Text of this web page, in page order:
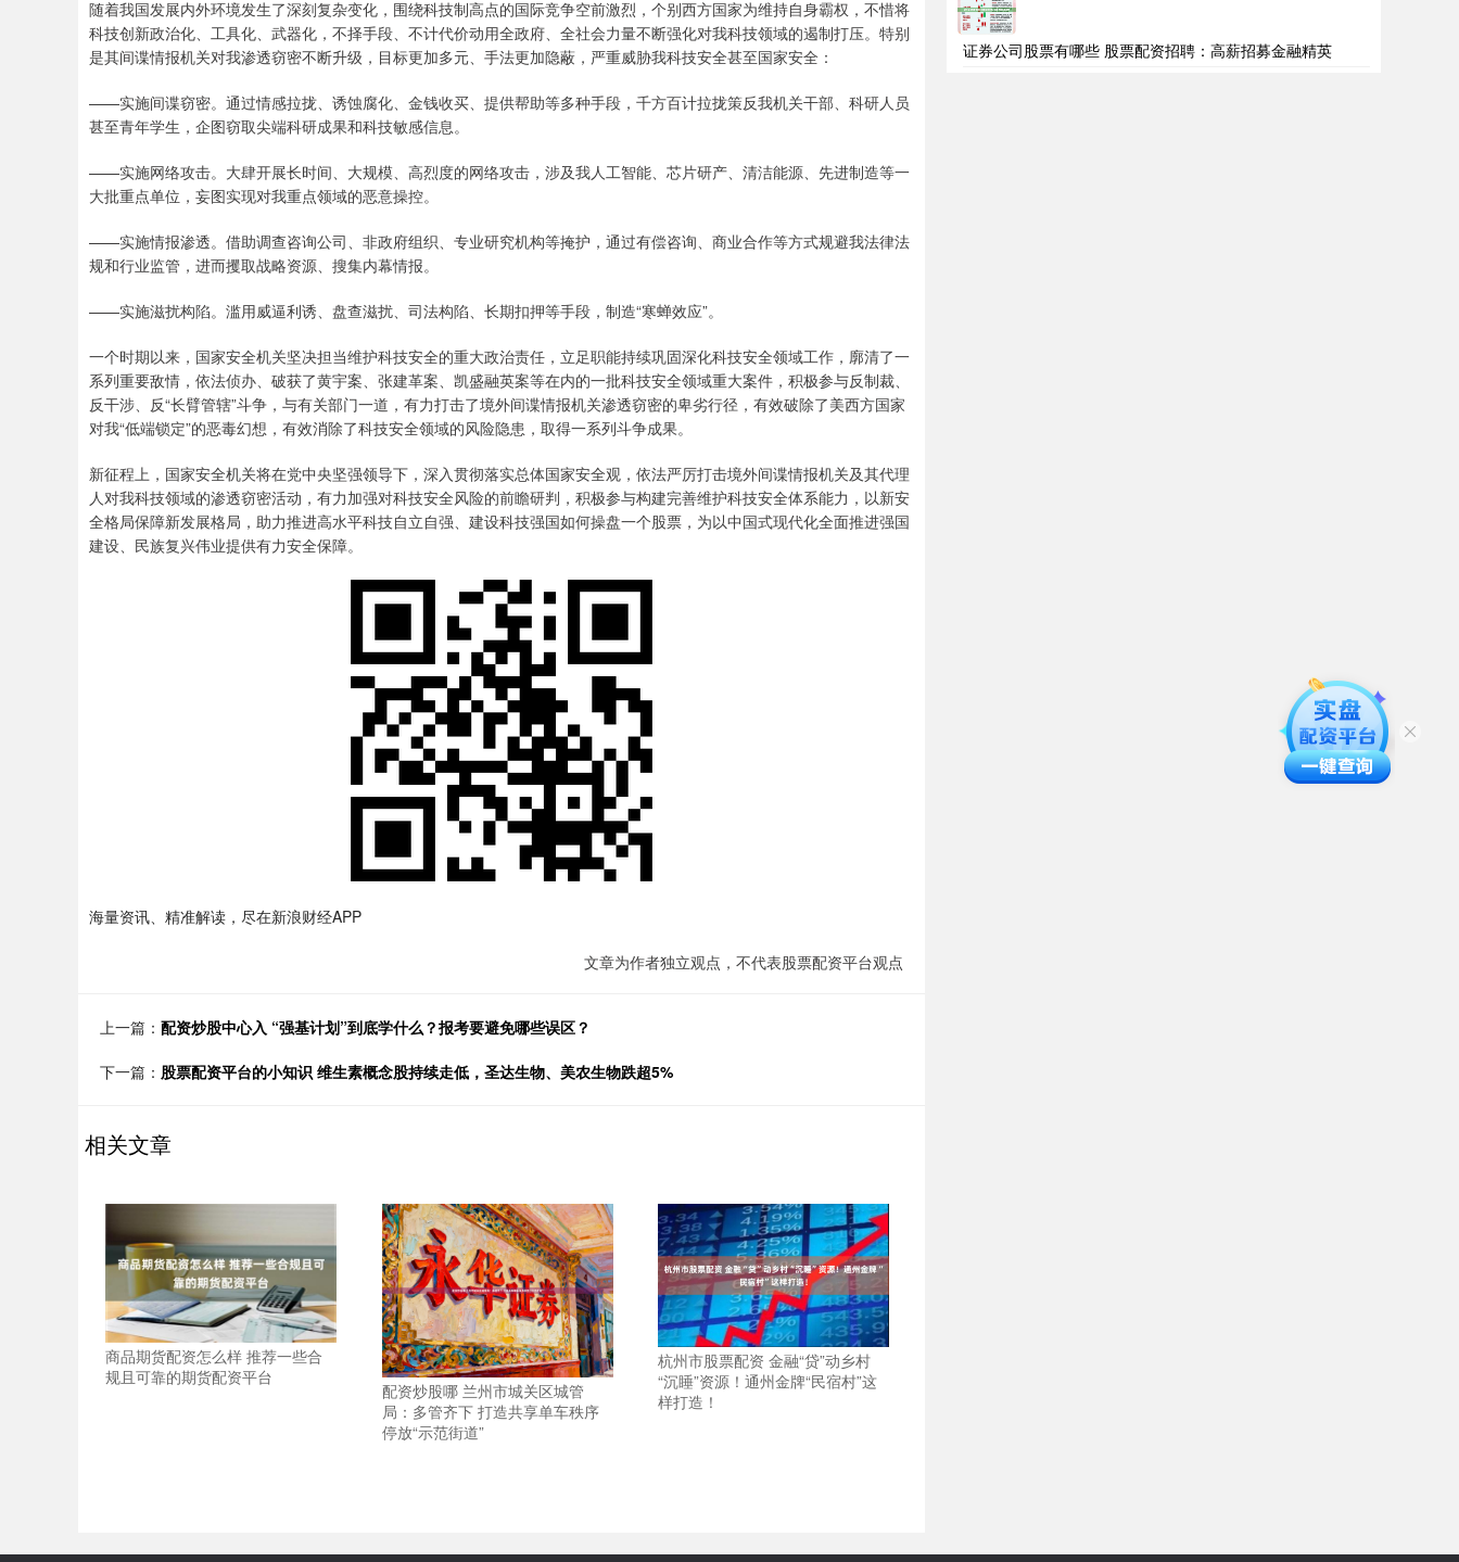
随着我国发展内外环境发生了深刻复杂变化，围绕科技制高点的国际竞争空前激烈，个别西方国家为维持自身霸权，不惜将
科技创新政治化、工具化、武器化，不择手段、不计代价动用全政府、全社会力量不断强化对我科技领域的遏制打压。特别
是其间谍情报机关对我渗透窃密不断升级，目标更加多元、手法更加隐蔽，严重威胁我科技安全甚至国家安全：
——实施间谍窃密。通过情感拉拢、诱蚀腐化、金钱收买、提供帮助等多种手段，千方百计拉拢策反我机关干部、科研人员
甚至青年学生，企图窃取尖端科研成果和科技敏感信息。
——实施网络攻击。大肆开展长时间、大规模、高烈度的网络攻击，涉及我人工智能、芯片研产、清洁能源、先进制造等一
大批重点单位，妄图实现对我重点领域的恶意操控。
——实施情报渗透。借助调查咨询公司、非政府组织、专业研究机构等掩护，通过有偿咨询、商业合作等方式规避我法律法
规和行业监管，进而攫取战略资源、搜集内幕情报。
——实施滋扰构陷。滥用威逼利诱、盘查滋扰、司法构陷、长期扣押等手段，制造“寒蝉效应”。
一个时期以来，国家安全机关坚决担当维护科技安全的重大政治责任，立足职能持续巩固深化科技安全领域工作，廓清了一
系列重要敌情，依法侦办、破获了黄宇案、张建革案、凯盛融英案等在内的一批科技安全领域重大案件，积极参与反制裁、
反干涉、反“长臂管辖”斗争，与有关部门一道，有力打击了境外间谍情报机关渗透窃密的卑劣行径，有效破除了美西方国家
对我“低端锁定”的恶毒幻想，有效消除了科技安全领域的风险隐患，取得一系列斗争成果。
新征程上，国家安全机关将在党中央坚强领导下，深入贯彻落实总体国家安全观，依法严厉打击境外间谍情报机关及其代理
人对我科技领域的渗透窃密活动，有力加强对科技安全风险的前瞻研判，积极参与构建完善维护科技安全体系能力，以新安
全格局保障新发展格局，助力推进高水平科技自立自强、建设科技强国如何操盘一个股票，为以中国式现代化全面推进强国
建设、民族复兴伟业提供有力安全保障。
海量资讯、精准解读，尽在新浪财经APP
文章为作者独立观点，不代表股票配资平台观点
上一篇： 配资炒股中心入 “强基计划”到底学什么？报考要避免哪些误区？
下一篇： 股票配资平台的小知识 维生素概念股持续走低，圣达生物、美农生物跌超5%
相关文章
商品期货配资怎么样 推荐一些合
规且可靠的期货配资平台
配资炒股哪 兰州市城关区城管
局：多管齐下 打造共享单车秩序
停放“示范街道”
杭州市股票配资 金融“贷”动乡村
“沉睡”资源！通州金牌“民宿村”这
样打造！
证券公司股票有哪些 股票配资招聘：高薪招募金融精英